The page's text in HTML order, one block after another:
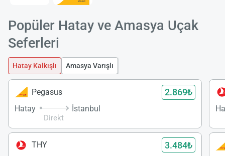
Popüler Hatay ve Amasya Uçak
Seferleri
Hatay Kalkışlı Amasya Varışlı
Pegasus 2.869₺
Hatay
Direkt
İstanbul
THY 3.484₺